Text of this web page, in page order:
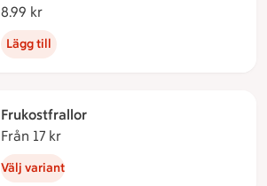
8.99 kr
Lägg till
Frukostfrallor
Från 17 kr
Välj variant